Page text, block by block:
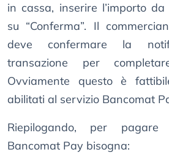
in cassa, inserire l’importo
su “Conferma”. Il
deve confermare la
transazione per
Ovviamente questo è
abilitati al servizio Bancomat
Riepilogando, per
Bancomat Pay bisogna: